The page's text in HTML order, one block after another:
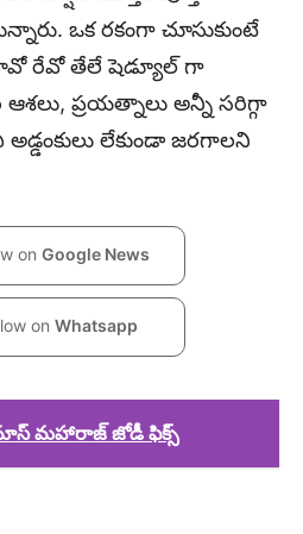
ఒక రకంగా చూసుకుంటే
రేవో తేలే షెడ్యూల్ గా
ప్రయత్నాలు అన్నీ సరిగ్గా
లేకుండా జరగాలని
on Google News
on Whatsapp
మహారాజ్ జోడీ ఫిక్స్